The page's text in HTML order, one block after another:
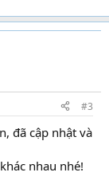
#3
đã cập nhật và
nhau nhé!